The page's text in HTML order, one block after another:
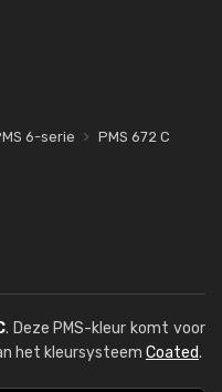
6-serie PMS 672 C
. Deze PMS-kleur komt voor
het kleursysteem Coated.